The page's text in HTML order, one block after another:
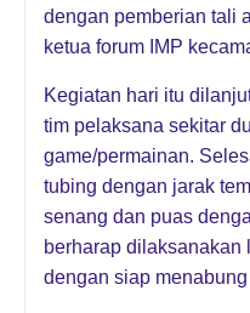
dengan pemberian tali
ketua forum IMP
Kegiatan hari itu
tim pelaksana sekitar
game/permainan.
tubing dengan jarak
senang dan puas
berharap dilaksanakan
dengan siap